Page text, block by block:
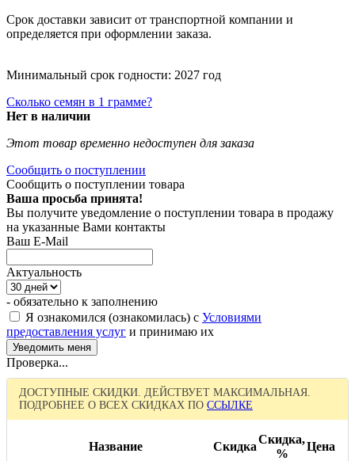
Срок доставки зависит от транспортной компании и
определяется при оформлении заказа.
Минимальный срок годности: 2027 год
Сколько семян в 1 грамме?
Нет в наличии
Этот товар временно недоступен для заказа
Сообщить о поступлении
Сообщить о поступлении товара
Ваша просьба принята!
Вы получите уведомление о поступлении товара в продажу
на указанные Вами контакты
Ваш E-Mail
Актуальность
- обязательно к заполнению
Я ознакомился (ознакомилась) с Условиями
предоставления услуг и принимаю их
Проверка...
ДОСТУПНЫЕ СКИДКИ. ДЕЙСТВУЕТ МАКСИМАЛЬНАЯ.
ПОДРОБНЕЕ О ВСЕХ СКИДКАХ ПО ССЫЛКЕ
Название Скидка
Скидка,
%
Цена